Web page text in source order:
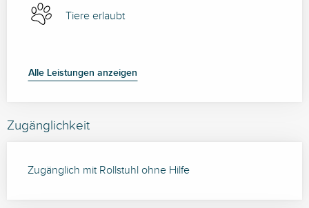
Tiere erlaubt
Alle Leistungen anzeigen
Zugänglichkeit
Zugänglich mit Rollstuhl ohne Hilfe